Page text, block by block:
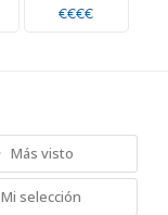
€€€€
Más visto
Mi selección